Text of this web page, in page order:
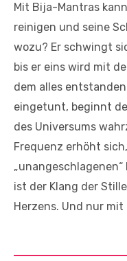
Mit Bija-Mantras
reinigen und seine
wozu? Er schwingt
bis er eins wird mit
dem alles
eingetunt, beginnt
des Universums
Frequenz erhöht
ist der Klang der
Herzens. Und nur